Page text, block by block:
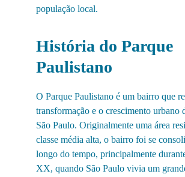
população local.
História do Parque
Paulistano
O Parque Paulistano é um bairro que
transformação e o crescimento urbano
São Paulo. Originalmente uma área
classe média alta, o bairro foi se
longo do tempo, principalmente
XX, quando São Paulo vivia um